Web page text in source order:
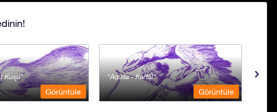
Kuşu
Görüntüle
Aquila - Kartal
Görüntüle